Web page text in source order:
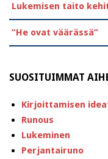
Lukemisen taito
”He ovat väärässä”
SUOSITUIMMAT
Kirjoittamisen
Runous
Lukeminen
Perjantairuno